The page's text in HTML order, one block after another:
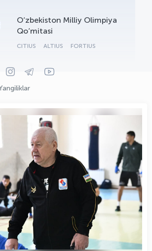
O‘zbekiston Milliy Olimpiya
Qo‘mitasi
CITIUS ALTIUS FORTIUS
AI - yordamchi